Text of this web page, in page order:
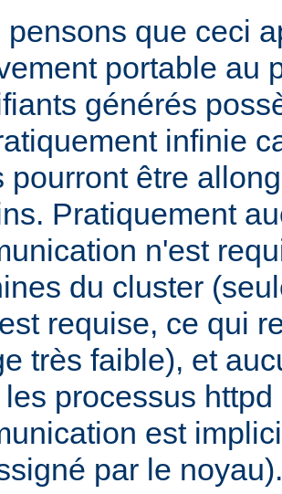
pensons que ceci
portable au
générés
infinie
pourront être
Pratiquement
n'est
du cluster
requise, ce qui
très faible), et
processus
est
par le